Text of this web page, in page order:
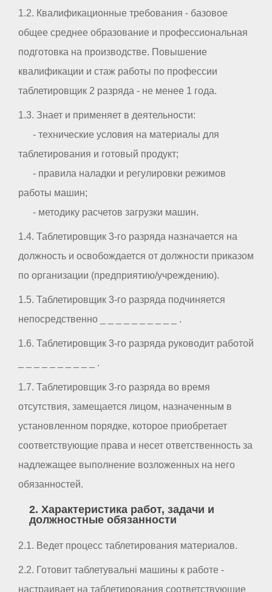
1.2. Квалификационные требования - базовое
общее среднее образование и профессиональная
подготовка на производстве. Повышение
квалификации и стаж работы по профессии
таблетировщик 2 разряда - не менее 1 года.
1.3. Знает и применяет в деятельности:
- технические условия на материалы для
таблетирования и готовый продукт;
- правила наладки и регулировки режимов
работы машин;
- методику расчетов загрузки машин.
1.4. Таблетировщик 3-го разряда назначается на
должность и освобождается от должности приказом
по организации (предприятию/учреждению).
1.5. Таблетировщик 3-го разряда подчиняется
непосредственно _ _ _ _ _ _ _ _ _ _ .
1.6. Таблетировщик 3-го разряда руководит работой
_ _ _ _ _ _ _ _ _ _ .
1.7. Таблетировщик 3-го разряда во время
отсутствия, замещается лицом, назначенным в
установленном порядке, которое приобретает
соответствующие права и несет ответственность за
надлежащее выполнение возложенных на него
обязанностей.
2. Характеристика работ, задачи и
должностные обязанности
2.1. Ведет процесс таблетирования материалов.
2.2. Готовит таблетувальні машины к работе -
настраивает на таблетирования соответствующие